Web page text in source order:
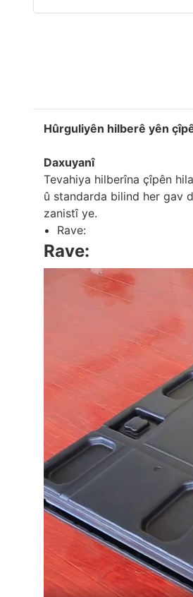
Hûrguliyên hilberê yên
Daxuyanî
Tevahiya hilberîna çîpên
û standarda bilind her gav
zanistî ye.
Rave:
Rave: